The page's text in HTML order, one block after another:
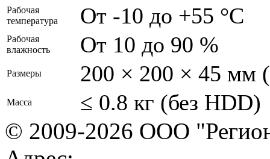
Рабочая
температура
От -10 до +55 °C
Рабочая
влажность
От 10 до 90 %
Размеры 200 × 200 × 45 мм
Масса ≤ 0.8 кг (без HDD)
© 2009-2026 ООО